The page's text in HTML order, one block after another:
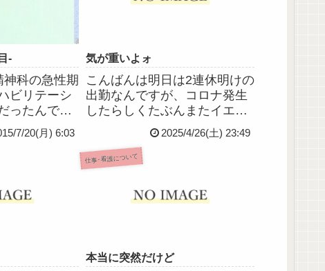
‐
神科の急性期
ビリテーシ
ったんです
看護の講義
明らかに
精神科リハ
リカバリ
キルについ
7/20(月) 6:03
気が重いよォ
こんばんは明日は2連休明けの
出勤なんですが、コロナ発生
したらしくたぶんまたイエロ
ーゾーン対応ﾅﾝﾃﾞｽﾖﾈもう今か
ら気が重いんで背中押してい
ただけると嬉しいデス……
2025/4/26(土) 23:49
仕事･看護について
本当に突然だけど